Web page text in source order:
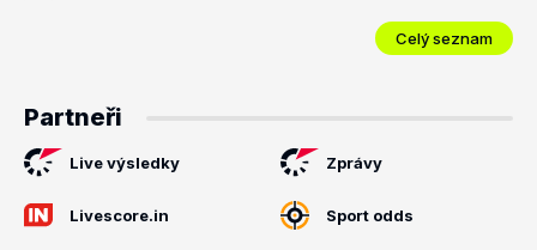
Celý seznam
Partneři
Live výsledky Zprávy
Livescore.in Sport odds